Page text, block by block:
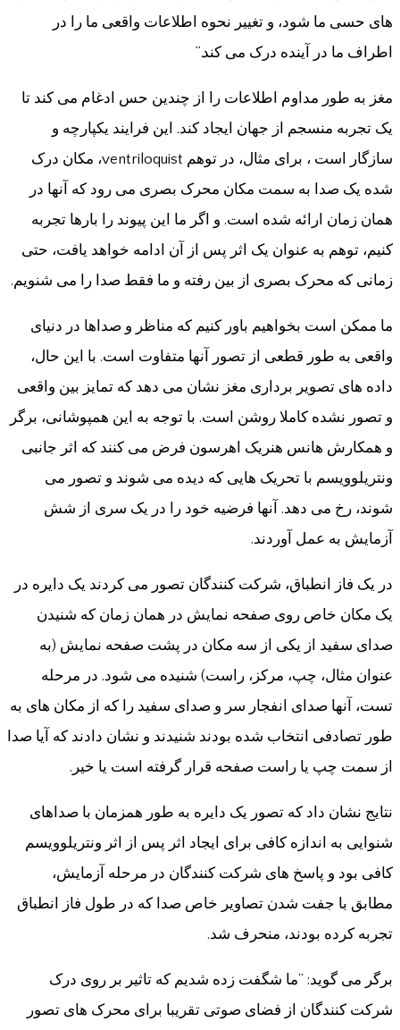
های حسی ما شود، و تغییر نحوه اطلاعات واقعی ما را در
اطراف ما در آینده درک می کند.”
مغز به طور مداوم اطلاعات را از چندین حس ادغام می کند تا
یک تجربه منسجم از جهان ایجاد کند. این فرایند یکپارچه و
سازگار است ، برای مثال، در توهم ventriloquist، مکان درک
شده یک صدا به سمت مکان محرک بصری می رود که آنها در
همان زمان ارائه شده است. و اگر ما این پیوند را بارها تجربه
کنیم، توهم به عنوان یک اثر پس از آن ادامه خواهد یافت، حتی
زمانی که محرک بصری از بین رفته و ما فقط صدا را می شنویم.
ما ممکن است بخواهیم باور کنیم که مناظر و صداها در دنیای
واقعی به طور قطعی از تصور آنها متفاوت است. با این حال،
داده های تصویر برداری مغز نشان می دهد که تمایز بین واقعی
و تصور نشده کاملا روشن است. با توجه به این همپوشانی، برگر
و همکارش هانس هنریک اهرسون فرض می کنند که اثر جانبی
ونتریلوویسم با تحریک هایی که دیده می شوند و تصور می
شوند، رخ می دهد. آنها فرضیه خود را در یک سری از شش
آزمایش به عمل آوردند.
در یک فاز انطباق، شرکت کنندگان تصور می کردند یک دایره در
یک مکان خاص روی صفحه نمایش در همان زمان که شنیدن
صدای سفید از یکی از سه مکان در پشت صفحه نمایش (به
عنوان مثال، چپ، مرکز، راست) شنیده می شود. در مرحله
تست، آنها صدای انفجار سر و صدای سفید را که از مکان های به
طور تصادفی انتخاب شده بودند شنیدند و نشان دادند که آیا صدا
از سمت چپ یا راست صفحه قرار گرفته است یا خیر.
نتایج نشان داد که تصور یک دایره به طور همزمان با صداهای
شنوایی به اندازه کافی برای ایجاد اثر پس از اثر ونتریلوویسم
کافی بود و پاسخ های شرکت کنندگان در مرحله آزمایش،
مطابق با جفت شدن تصاویر خاص صدا که در طول فاز انطباق
تجربه کرده بودند، منحرف شد.
برگر می گوید: “ما شگفت زده شدیم که تاثیر بر روی درک
شرکت کنندگان از فضای صوتی تقریبا برای محرک های تصور